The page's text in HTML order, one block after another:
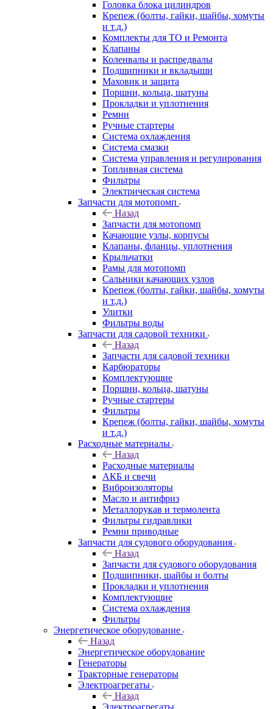
Головка блока цилиндров
Крепеж (болты, гайки, шайбы, хомуты
и т.д.)
Комплекты для ТО и Ремонта
Клапаны
Коленвалы и распредвалы
Подшипники и вкладыши
Маховик и защита
Поршни, кольца, шатуны
Прокладки и уплотнения
Ремни
Ручные стартеры
Система охлаждения
Система смазки
Система управления и регулирования
Топливная система
Фильтры
Электрическая система
Запчасти для мотопомп
Назад
Запчасти для мотопомп
Качающие узлы, корпусы
Клапаны, фланцы, уплотнения
Крыльчатки
Рамы для мотопомп
Сальники качающих узлов
Крепеж (болты, гайки, шайбы, хомуты
и т.д.)
Улитки
Фильтры воды
Запчасти для садовой техники
Назад
Запчасти для садовой техники
Карбюраторы
Комплектующие
Поршни, кольца, шатуны
Ручные стартеры
Фильтры
Крепеж (болты, гайки, шайбы, хомуты
и т.д.)
Расходные материалы
Назад
Расходные материалы
АКБ и свечи
Виброизоляторы
Масло и антифриз
Металлорукав и термолента
Фильтры гидравлики
Ремни приводные
Запчасти для судового оборудования
Назад
Запчасти для судового оборудования
Подшипники, шайбы и болты
Прокладки и уплотнения
Комплектующие
Система охлаждения
Фильтры
Энергетическое оборудование
Назад
Энергетическое оборудование
Генераторы
Тракторные генераторы
Электроагрегаты
Назад
Электроагрегаты